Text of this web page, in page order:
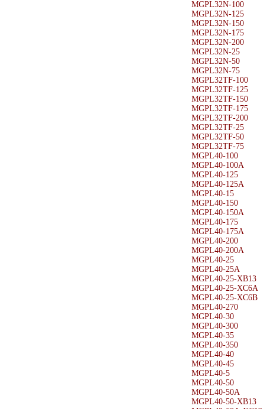
MGPL32N-100
MGPL32N-125
MGPL32N-150
MGPL32N-175
MGPL32N-200
MGPL32N-25
MGPL32N-50
MGPL32N-75
MGPL32TF-100
MGPL32TF-125
MGPL32TF-150
MGPL32TF-175
MGPL32TF-200
MGPL32TF-25
MGPL32TF-50
MGPL32TF-75
MGPL40-100
MGPL40-100A
MGPL40-125
MGPL40-125A
MGPL40-15
MGPL40-150
MGPL40-150A
MGPL40-175
MGPL40-175A
MGPL40-200
MGPL40-200A
MGPL40-25
MGPL40-25A
MGPL40-25-XB13
MGPL40-25-XC6A
MGPL40-25-XC6B
MGPL40-270
MGPL40-30
MGPL40-300
MGPL40-35
MGPL40-350
MGPL40-40
MGPL40-45
MGPL40-5
MGPL40-50
MGPL40-50A
MGPL40-50-XB13